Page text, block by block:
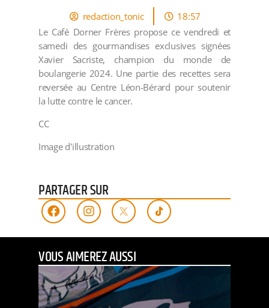
redaction_tonic
18:57
Le Café Dorner Frères propose ce vendredi et
samedi des gourmandises exclusives signées
Xavier Sacriste, champion du monde de
boulangerie 2024. Une partie des recettes sera
reversée au Centre Léon-Bérard pour soutenir
la lutte contre le cancer.
CC
Image d'illustration
PARTAGER SUR
VOUS AIMEREZ AUSSI